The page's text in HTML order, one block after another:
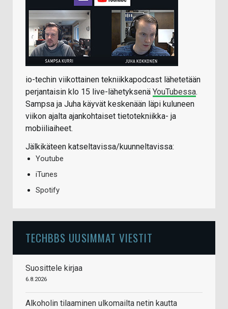
io-techin viikottainen tekniikkapodcast lähetetään
perjantaisin klo 15 live-lähetyksenä YouTubessa.
Sampsa ja Juha käyvät keskenään läpi kuluneen
viikon ajalta ajankohtaiset tietotekniikka- ja
mobiiliaiheet.
Jälkikäteen katseltavissa/kuunneltavissa:
Youtube
iTunes
Spotify
TECHBBS UUSIMMAT VIESTIT
Suosittele kirjaa
6.8.2026
Alkoholin tilaaminen ulkomailta netin kautta